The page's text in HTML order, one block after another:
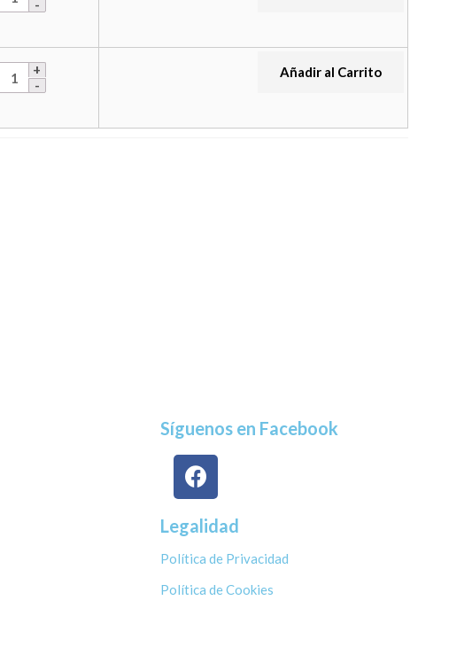
Añadir al Carrito
Síguenos en Facebook
Legalidad
Política de Privacidad
Política de Cookies